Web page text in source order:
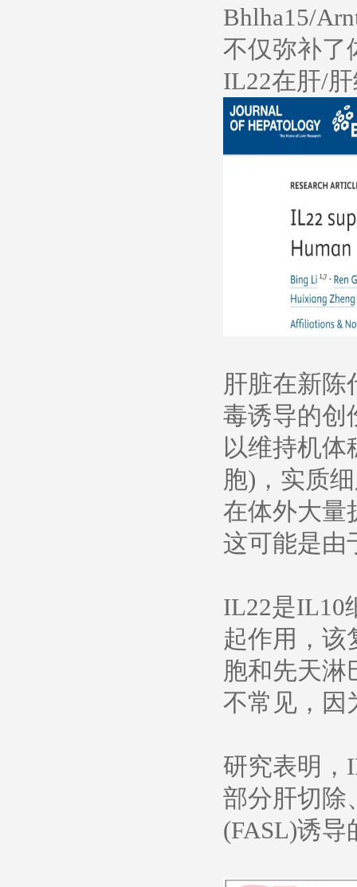
Bhlha15/
不仅弥补了
IL22在肝/
肝脏在新陈
毒诱导的创
以维持机体
胞)，实质
在体外大量
这可能是由
IL22是IL10
起作用，该
胞和先天淋
不常见，因
研究表明，
部分肝切除
(FASL)诱